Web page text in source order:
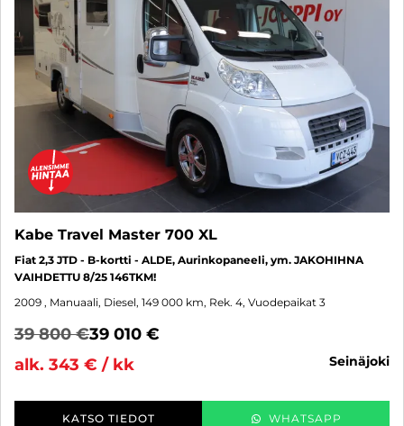
Kabe Travel Master 700 XL
Fiat 2,3 JTD - B-kortti - ALDE, Aurinkopaneeli, ym. JAKOHIHNA
VAIHDETTU 8/25 146TKM!
2009 , Manuaali, Diesel, 149 000 km, Rek. 4, Vuodepaikat 3
39 800 €39 010 €
alk. 343 € / kk
seinäjoki
KATSO TIEDOT WHATSAPP